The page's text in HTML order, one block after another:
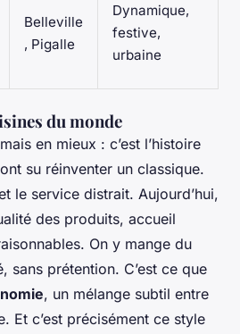
Belleville
, Pigalle
Dynamique,
festive,
urbaine
du monde
en mieux : c’est l’histoire
su réinventer un classique.
le service distrait. Aujourd’hui,
des produits, accueil
On y mange du
sans prétention. C’est ce que
, un mélange subtil entre
Et c’est précisément ce style